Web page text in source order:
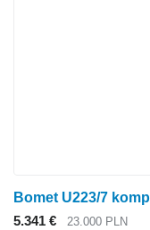
Bomet U223/7
5.341 €
23.000 PLN